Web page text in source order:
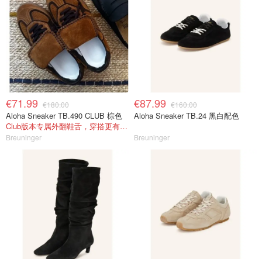
€71.99 €180.00
Aloha Sneaker TB.490 CLUB 棕色
Club版本专属外翻鞋舌，穿搭更有层次感
Breuninger
€87.99 €160.00
Aloha Sneaker TB.24 黑白配色
Breuninger